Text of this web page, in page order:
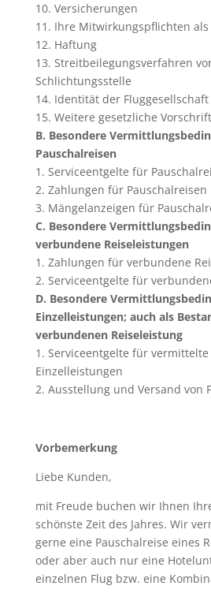
10. Versicherungen
11. Ihre Mitwirkungspflichten als
12. Haftung
13. Streitbeilegungsverfahren
Schlichtungsstelle
14. Identität der Fluggesellschaft
15. Weitere gesetzliche
B. Besondere
Pauschalreisen
1. Serviceentgelte für
2. Zahlungen für Pauschalreisen
3. Mängelanzeigen für
C. Besondere
verbundene Reiseleistungen
1. Zahlungen für verbundene
2. Serviceentgelte für
D. Besondere
Einzelleistungen; auch als
verbundenen Reiseleistung
1. Serviceentgelte für vermittelte
Einzelleistungen
2. Ausstellung und Versand von
Vorbemerkung
Liebe Kunden,
mit Freude buchen wir Ihnen
schönste Zeit des Jahres. Wir
gerne eine Pauschalreise eines
oder aber auch nur eine
einzelnen Flug bzw. eine